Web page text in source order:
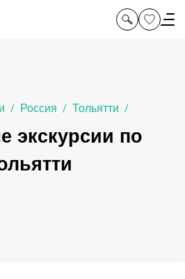
/ Россия / Тольятти /
экскурсии по